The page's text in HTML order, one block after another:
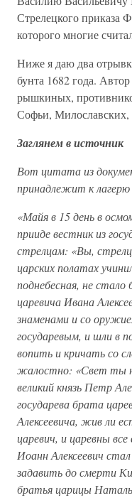
Стрелецкого приказа
которого многие
Ниже я даю два
бунта 1682 года.
рышкиных,
Софьи, Милославских,
Заглянем в источник
Вот цитата из
принадлежит к лагерю
«Майя в 15 день в
прииде вестник из
стрелцам: «Вы,
царских полатах
поднебесная, не стало
царевича Ивана
знаменами и со
государевым, и шли в
вопить и кричать со
жалостно: «Свет ты
великий князь Петр
государева брата
Алексеевича, жив ли
царевич, и царевны
Иоанн Алексеевич
задавить до смерти
братья царицы